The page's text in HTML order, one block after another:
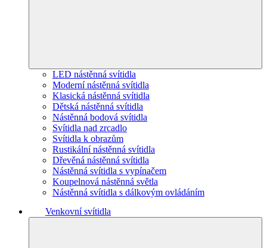
LED nástěnná svítidla
Moderní nástěnná svítidla
Klasická nástěnná svítidla
Dětská nástěnná svítidla
Nástěnná bodová svítidla
Svítidla nad zrcadlo
Svítidla k obrazům
Rustikální nástěnná svítidla
Dřevěná nástěnná svítidla
Nástěnná svítidla s vypínačem
Koupelnová nástěnná světla
Nástěnná svítidla s dálkovým ovládáním
Venkovní svítidla